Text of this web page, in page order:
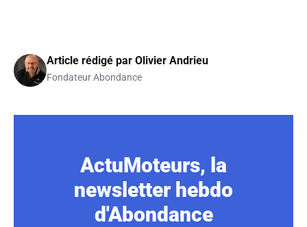
Article rédigé par Olivier Andrieu
Fondateur Abondance
ActuMoteurs, la
newsletter hebdo
d'Abondance